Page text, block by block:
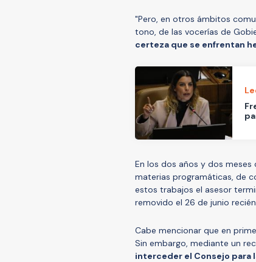
"Pero, en otros ámbitos
tono, de las vocerías de
certeza que se enfrentan
En los dos años y dos
materias programáticas, de
estos trabajos el asesor
removido el 26 de junio
Cabe mencionar que en
Sin embargo, mediante un
interceder el Consejo para